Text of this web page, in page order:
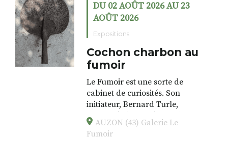
DU 02 AOÛT 2026 AU 23
AOÛT 2026
Expositions
Cochon charbon au
fumoir
Le Fumoir est une sorte de
cabinet de curiosités. Son
initiateur, Bernard Turle,
s’amuse à donner à voir des
associations fertiles, graves ou
drôles, parfois fumeuses. Des
AUZON (43) Galerie Le
Fumoir